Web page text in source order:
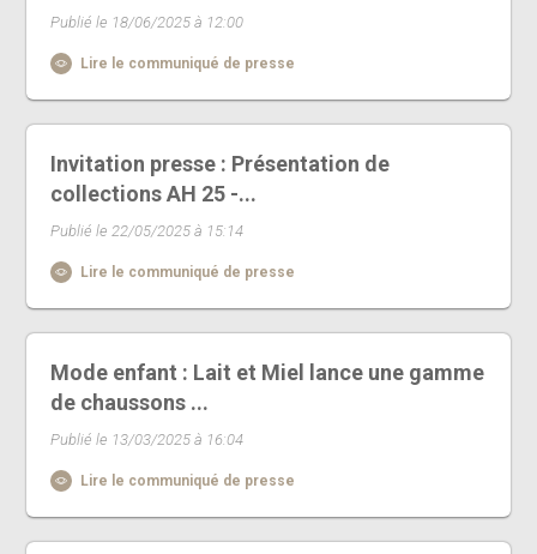
Publié le 18/06/2025 à 12:00
Lire le communiqué de presse
Invitation presse : Présentation de
collections AH 25 -...
Publié le 22/05/2025 à 15:14
Lire le communiqué de presse
Mode enfant : Lait et Miel lance une gamme
de chaussons ...
Publié le 13/03/2025 à 16:04
Lire le communiqué de presse